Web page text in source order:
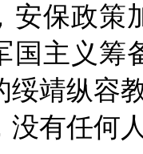
安保政策
国主义筹
绥靖纵容
没有任何